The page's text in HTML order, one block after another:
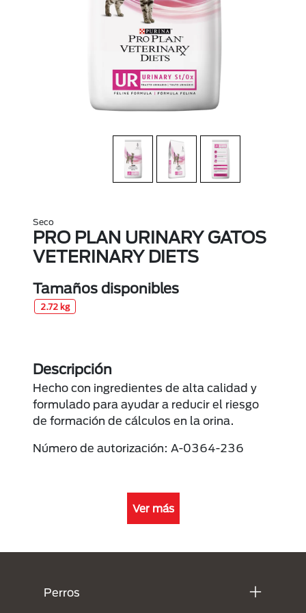
Seco
PRO PLAN URINARY GATOS
VETERINARY DIETS
Tamaños disponibles
2.72 kg
Descripción
Hecho con ingredientes de alta calidad y
formulado para ayudar a reducir el riesgo
de formación de cálculos en la orina.
Número de autorización: A-0364-236
Ver más
Perros